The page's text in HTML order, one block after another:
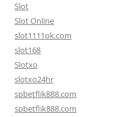
Slot
Slot Online
slot1111ok.com
slot168
Slotxo
slotxo24hr
spbetflik888.com
spbetflik888.com